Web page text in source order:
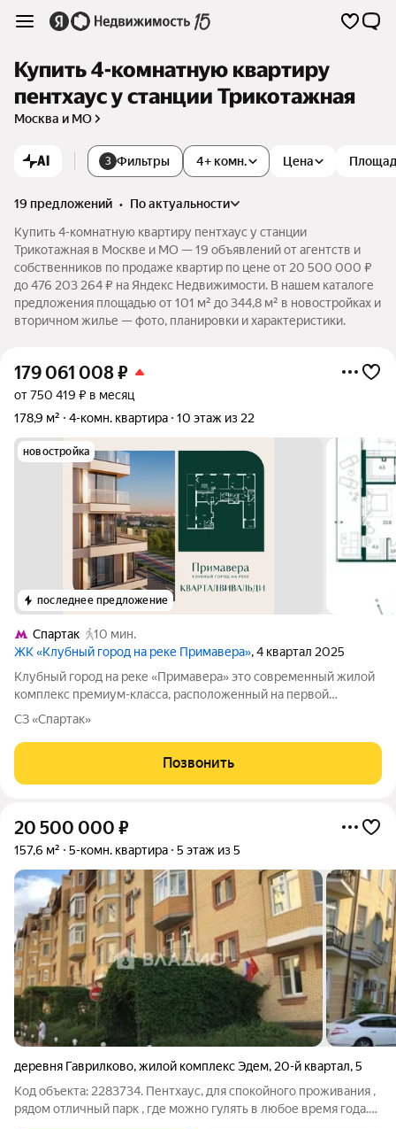
Купить 4-комнатную квартиру
пентхаус у станции Трикотажная
Москва и МО
AI 3 Фильтры 4+ комн. Цена
19 предложений •
по актуальности
Купить 4-комнатную квартиру пентхаус у станции
Трикотажная в Москве и МО — 19 объявлений от агентств и
собственников по продаже квартир по цене от 20 500 000 ₽
до 476 203 264 ₽ на Яндекс Недвижимости. В нашем каталоге
предложения площадью от 101 м² до 344,8 м² в новостройках и
вторичном жилье — фото, планировки и характеристики.
179 061 008₽
от 750 419 ₽ в месяц
178,9 м²
4-комн. квартира 10 этаж из 22
новостройка
последнее предложение
Спартак
10 мин.
ЖК «Клубный город на реке Примавера», 4 квартал 2025
Клубный город на реке «Примавера» это современный жилой
комплекс премиум-класса, расположенный на первой
береговой линии Москвы-реки в экологически чистом районе
Покровское-Стрешнево. Под панорамными окнами квартир
находится собственный экопарк с
СЗ «Спартак»
Позвонить
20 500 000 ₽
157,6 м² 5-комн. квартира 5 этаж из 5
деревня Гаврилково,жилой комплекс Эдем, 20-й квартал,5
Код объекта: 2283734. Пентхаус, для спокойного проживания ,
рядом отличный парк , где можно гулять в любое время года.